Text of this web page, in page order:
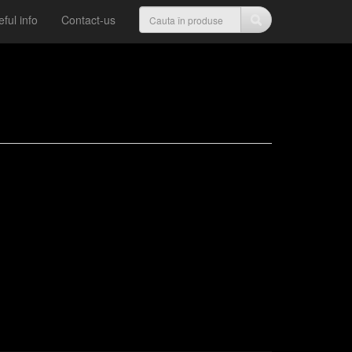
info Contact-us